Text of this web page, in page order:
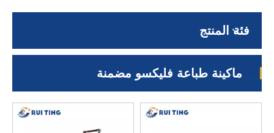
فئة المنتج
ماكينة طباعة فليكسو مضمنة